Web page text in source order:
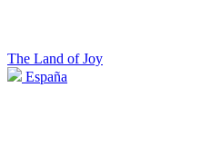
The Land of Joy
España